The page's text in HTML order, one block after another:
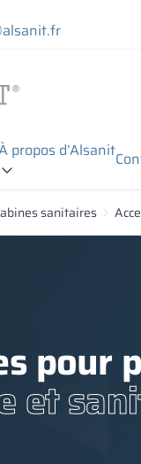
propos d’Alsanit
sanitaires
pour
et